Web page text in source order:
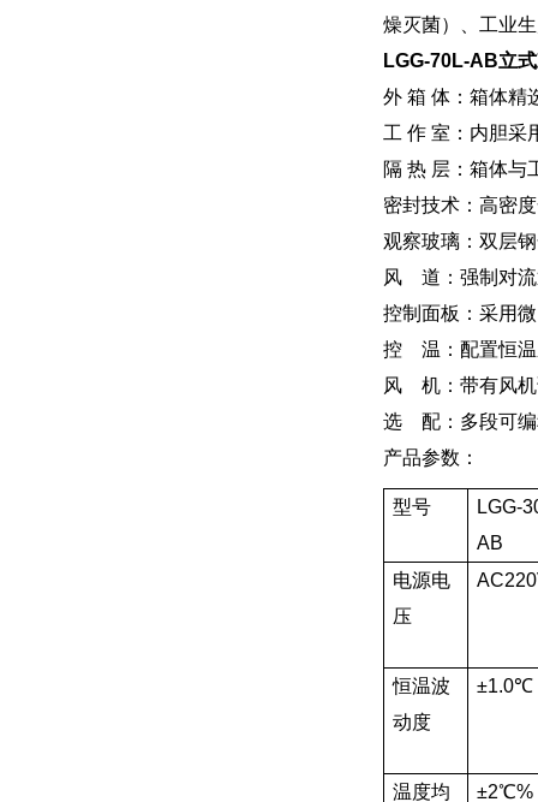
燥灭菌）、工业
LGG-70L-AB立
外 箱 体：箱体精
工 作 室：内胆采
隔 热 层：箱体与
密封技术：高密
观察玻璃：双层
风 道：强制对流
控制面板：采用
控 温：配置恒温
风 机：带有风机
选 配：多段可编
产品参数：
型号
LGG-
AB
电源电
压
恒温波
动度
±1.0℃
温度均
±2℃%